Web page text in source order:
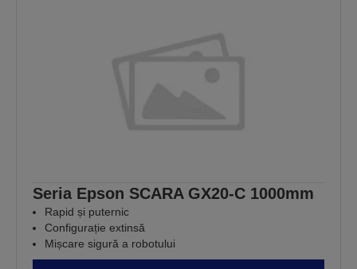
Seria Epson SCARA GX20-C 1000mm
Rapid și puternic
Configurație extinsă
Mișcare sigură a robotului